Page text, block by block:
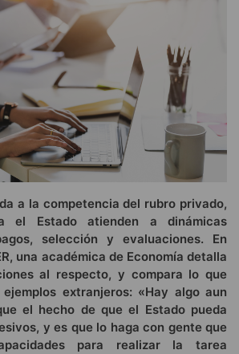
a la competencia del rubro privado,
el Estado atienden a dinámicas
selección y evaluaciones. En
una académica de Economía detalla
al respecto, y compara lo que
extranjeros: «Hay algo aun
el hecho de que el Estado pueda
y es que lo haga con gente que
para realizar la tarea